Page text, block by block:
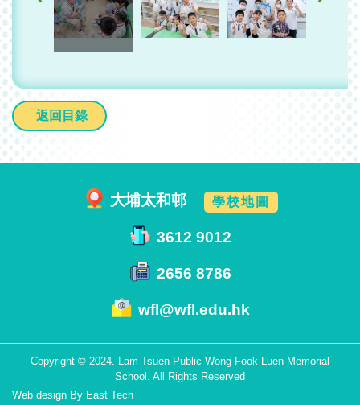
返回目錄
大埔太和邨 學校地圖
3612 9012
2656 8786
wfl@wfl.edu.hk
Copyright © 2024. Lam Tsuen Public Wong Fook Luen Memorial
School. All Rights Reserved
Web design By East Tech